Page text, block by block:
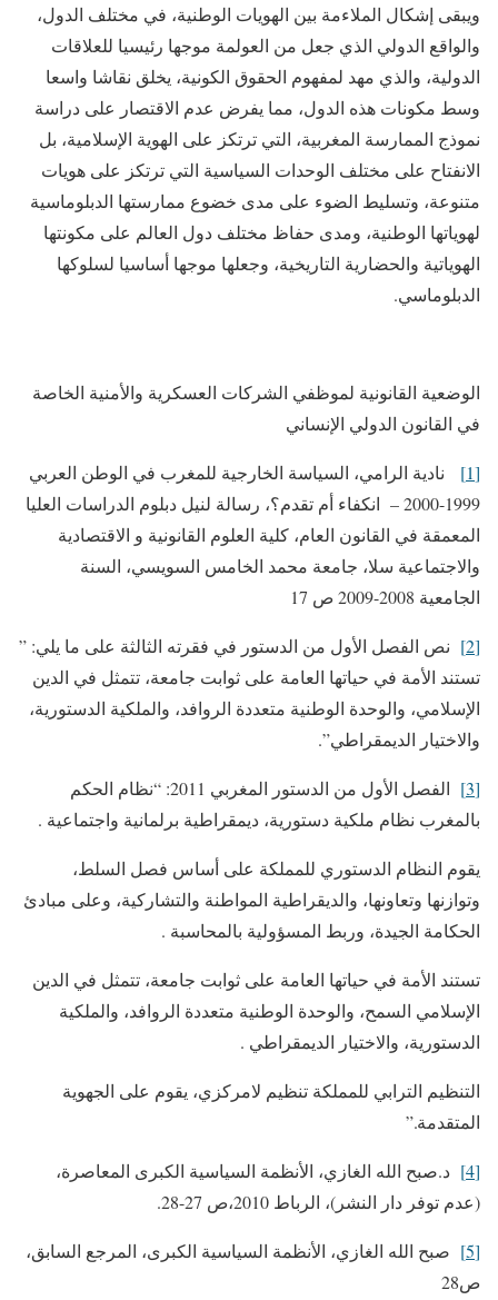
ويبقى إشكال الملاءمة بين الهويات الوطنية، في مختلف الدول،
والواقع الدولي الذي جعل من العولمة موجها رئيسيا للعلاقات
الدولية، والذي مهد لمفهوم الحقوق الكونية، يخلق نقاشا واسعا
وسط مكونات هذه الدول، مما يفرض عدم الاقتصار على دراسة
نموذج الممارسة المغربية، التي ترتكز على الهوية الإسلامية، بل
الانفتاح على مختلف الوحدات السياسية التي ترتكز على هويات
متنوعة، وتسليط الضوء على مدى خضوع ممارستها الدبلوماسية
لهوياتها الوطنية، ومدى حفاظ مختلف دول العالم على مكونتها
الهوياتية والحضارية التاريخية، وجعلها موجها أساسيا لسلوكها
الدبلوماسي.
الوضعية القانونية لموظفي الشركات العسكرية والأمنية الخاصة
في القانون الدولي الإنساني
[1]
نادية الرامي، السياسة الخارجية للمغرب في الوطن العربي
1999-2000 – انكفاء أم تقدم؟، رسالة لنيل دبلوم الدراسات العليا
المعمقة في القانون العام، كلية العلوم القانونية و الاقتصادية
والاجتماعية سلا، جامعة محمد الخامس السويسي، السنة
الجامعية 2008-2009 ص 17
[2]
نص الفصل الأول من الدستور في فقرته الثالثة على ما يلي: ”
تستند الأمة في حياتها العامة على ثوابت جامعة، تتمثل في الدين
الإسلامي، والوحدة الوطنية متعددة الروافد، والملكية الدستورية،
والاختيار الديمقراطي”.
[3]
الفصل الأول من الدستور المغربي 2011: “نظام الحكم
بالمغرب نظام ملكية دستورية، ديمقراطية برلمانية واجتماعية .
يقوم النظام الدستوري للمملكة على أساس فصل السلط،
وتوازنھا وتعاونھا، والديقراطية المواطنة والتشاركية، وعلى مبادئ
الحكامة الجيدة، وربط المسؤولية بالمحاسبة .
تستند الأمة في حياتھا العامة على ثوابت جامعة، تتمثل في الدين
الإسلامي السمح، والوحدة الوطنية متعددة الروافد، والملكية
الدستورية، والاختيار الديمقراطي .
التنظيم الترابي للمملكة تنظيم لامركزي، يقوم على الجھوية
المتقدمة.”
[4]
د.صبح الله الغازي، الأنظمة السياسية الكبرى المعاصرة،
(عدم توفر دار النشر)، الرباط 2010،ص 27-28.
[5]
صبح الله الغازي، الأنظمة السياسية الكبرى، المرجع السابق،
ص28